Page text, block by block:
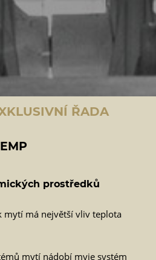
ŘADA
prostředků
mytí má největší vliv teplota
mytí nádobí myje systém